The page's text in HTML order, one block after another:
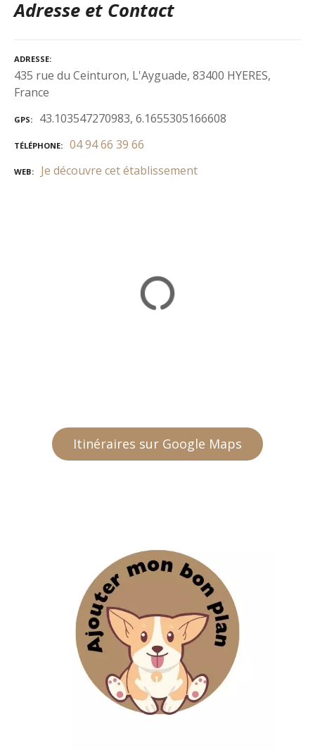
Adresse et Contact
ADRESSE
435 rue du Ceinturon, L'Ayguade, 83400 HYERES,
France
GPS 43.103547270983, 6.1655305166608
TÉLÉPHONE 04 94 66 39 66
WEB Je découvre cet établissement
Itinéraires sur Google Maps